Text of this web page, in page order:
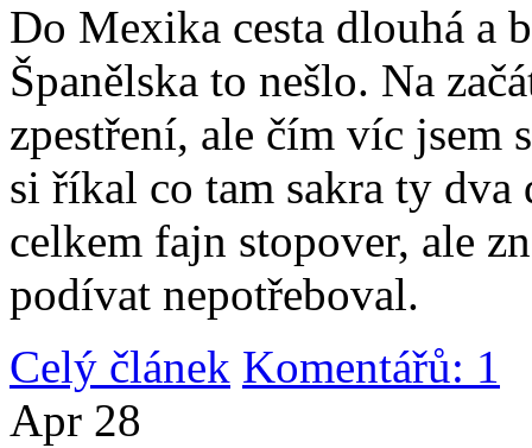
Do Mexika cesta dlouhá a
Španělska to nešlo. Na
zpestření, ale čím víc jsem
si říkal co tam sakra ty
celkem fajn stopover, ale
podívat nepotřeboval.
Celý článek Komentářů: 1
Apr 28